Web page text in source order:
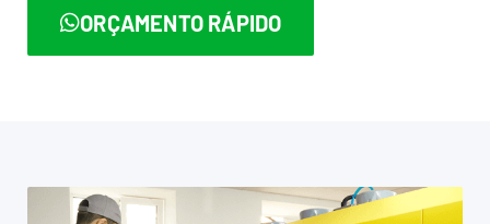
ORÇAMENTO RÁPIDO